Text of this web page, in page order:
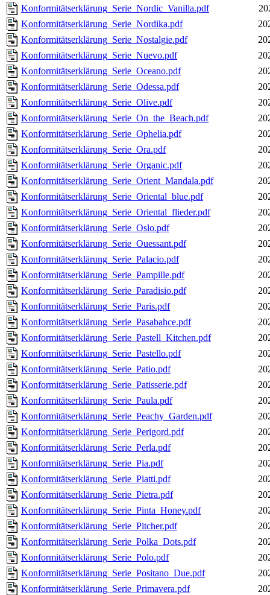
Konformitätserklärung_Serie_Nordic_Vanilla.pdf
Konformitätserklärung_Serie_Nordika.pdf
Konformitätserklärung_Serie_Nostalgie.pdf
Konformitätserklärung_Serie_Nuevo.pdf
Konformitätserklärung_Serie_Oceano.pdf
Konformitätserklärung_Serie_Odessa.pdf
Konformitätserklärung_Serie_Olive.pdf
Konformitätserklärung_Serie_On_the_Beach.pdf
Konformitätserklärung_Serie_Ophelia.pdf
Konformitätserklärung_Serie_Ora.pdf
Konformitätserklärung_Serie_Organic.pdf
Konformitätserklärung_Serie_Orient_Mandala.pdf
Konformitätserklärung_Serie_Oriental_blue.pdf
Konformitätserklärung_Serie_Oriental_flieder.pdf
Konformitätserklärung_Serie_Oslo.pdf
Konformitätserklärung_Serie_Ouessant.pdf
Konformitätserklärung_Serie_Palacio.pdf
Konformitätserklärung_Serie_Pampille.pdf
Konformitätserklärung_Serie_Paradisio.pdf
Konformitätserklärung_Serie_Paris.pdf
Konformitätserklärung_Serie_Pasabahce.pdf
Konformitätserklärung_Serie_Pastell_Kitchen.pdf
Konformitätserklärung_Serie_Pastello.pdf
Konformitätserklärung_Serie_Patio.pdf
Konformitätserklärung_Serie_Patisserie.pdf
Konformitätserklärung_Serie_Paula.pdf
Konformitätserklärung_Serie_Peachy_Garden.pdf
Konformitätserklärung_Serie_Perigord.pdf
Konformitätserklärung_Serie_Perla.pdf
Konformitätserklärung_Serie_Pia.pdf
Konformitätserklärung_Serie_Piatti.pdf
Konformitätserklärung_Serie_Pietra.pdf
Konformitätserklärung_Serie_Pinta_Honey.pdf
Konformitätserklärung_Serie_Pitcher.pdf
Konformitätserklärung_Serie_Polka_Dots.pdf
Konformitätserklärung_Serie_Polo.pdf
Konformitätserklärung_Serie_Positano_Due.pdf
Konformitätserklärung_Serie_Primavera.pdf